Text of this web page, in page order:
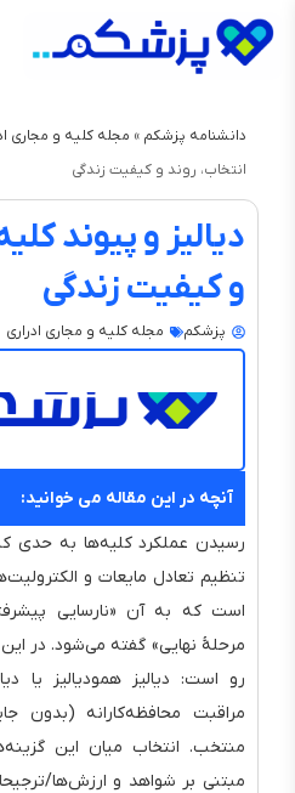
دانشنامه پزشکم » مجله کلیه و مجاری
انتخاب، روند و کیفیت زندگی
دیالیز و پیوند
و کیفیت زندگی
پزشکم مجله کلیه و مجاری ادراری
آنچه در این مقاله می خوانید:
رسیدن عملکرد کلیه‌ها به حدی
تنظیم تعادل مایعات و
است که به آن «نارسایی
مرحلهٔ نهایی» گفته می‌شود. در
رو است: دیالیز همودیالیز یا
مراقبت محافظه‌کارانه (بدون
منتخب. انتخاب میان این
مبتنی بر شواهد و ارزش‌ها/